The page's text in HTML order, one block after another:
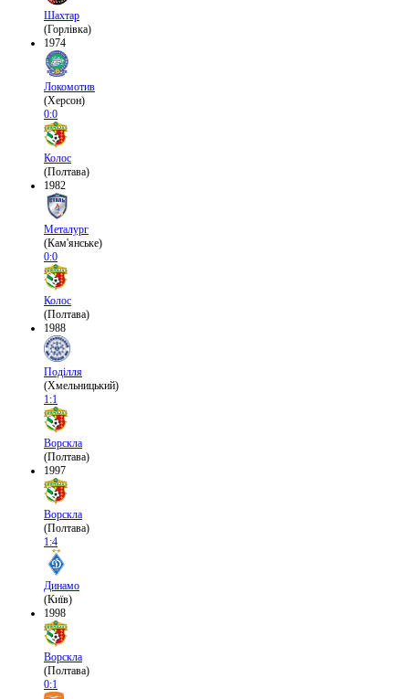
Шахтар
(Горлівка)
1974
Локомотив
(Херсон)
0:0
Колос
(Полтава)
1982
Металург
(Кам'янське)
0:0
Колос
(Полтава)
1988
Поділля
(Хмельницький)
1:1
Ворскла
(Полтава)
1997
Ворскла
(Полтава)
1:4
Динамо
(Київ)
1998
Ворскла
(Полтава)
0:1